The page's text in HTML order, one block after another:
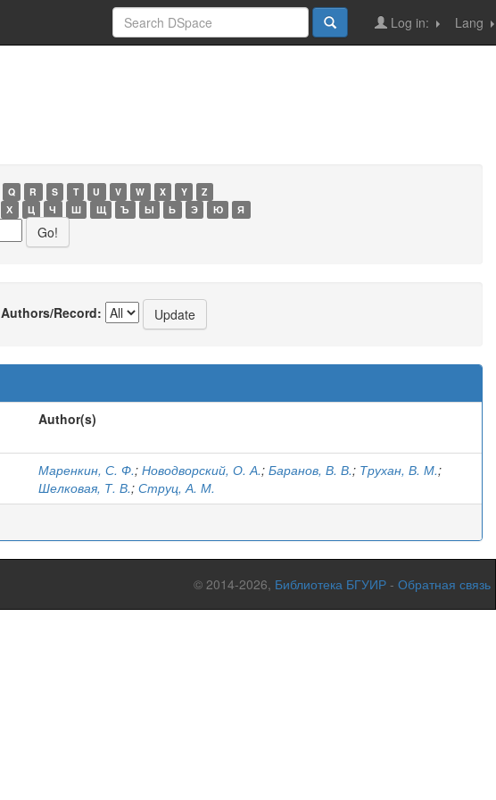
Lang
Log in:
Q R S T U V W X Y
Z
Х Ц Ч Ш Щ Ъ Ы Ь Э Ю Я
Authors/Record:
Author(s)
Маренкин, С. Ф.; Новодворский, О. А.; Баранов, В. В.; Трухан, В. М.;
Шелковая, Т. В.; Струц, А. М.
© 2014-2026, Библиотека БГУИР - Обратная связь